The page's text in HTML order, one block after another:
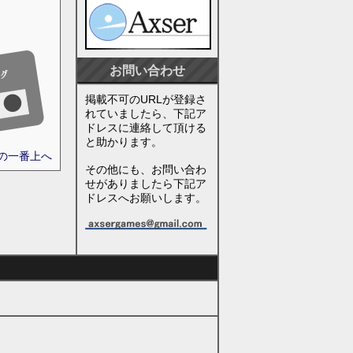
一番上へ
お問い合わせ
掲載不可のURLが登録さ
れていましたら、下記ア
ドレスに連絡して頂ける
と助かります。
その他にも、お問い合わ
せがありましたら下記ア
ドレスへお願いします。